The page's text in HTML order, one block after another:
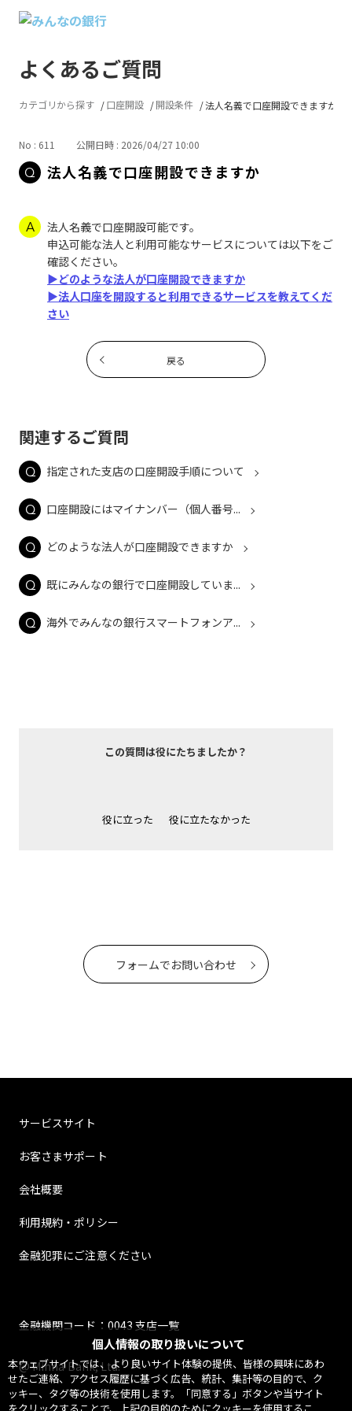
よくあるご質問
個人情報の取り扱いについて
本ウェブサイトでは、より良いサイト体験の提供、皆様の興味にあわ
せたご連絡、アクセス履歴に基づく広告、統計、集計等の目的で、ク
ッキー、タグ等の技術を使用します。「同意する」ボタンや当サイト
カテゴリから探す 口座開設 開設条件 法人名義で口座開設できますか
No : 611 公開日時 : 2026/04/27 10:00
法人名義で口座開設できますか
法人名義で口座開設可能です。
申込可能な法人と利用可能なサービスについては以下をご
確認ください。
▶どのような法人が口座開設できますか
▶法人口座を開設すると利用できるサービスを教えてくだ
さい
戻る
関連するご質問
指定された支店の口座開設手順について
口座開設にはマイナンバー（個人番号...
どのような法人が口座開設できますか
既にみんなの銀行で口座開設していま...
海外でみんなの銀行スマートフォンア...
この質問は役にたちましたか？
役に立った 役に立たなかった
フォームでお問い合わせ
サービスサイト
お客さまサポート
会社概要
利用規約・ポリシー
金融犯罪にご注意ください
金融機関コード：0043 支店一覧
@ Minna Bank, Ltd.